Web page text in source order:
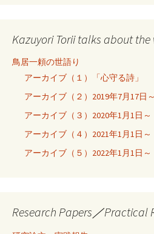
Kazuyori Torii talks about
鳥居一頼の世語り
アーカイブ（１）「心守る詩」
アーカイブ（２）2019年7月17日～
アーカイブ（３）2020年1月1日～
アーカイブ（４）2021年1月1日～
アーカイブ（５）2022年1月1日～
Research Papers／Practical